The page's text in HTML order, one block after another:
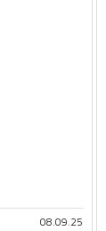
08.09.25